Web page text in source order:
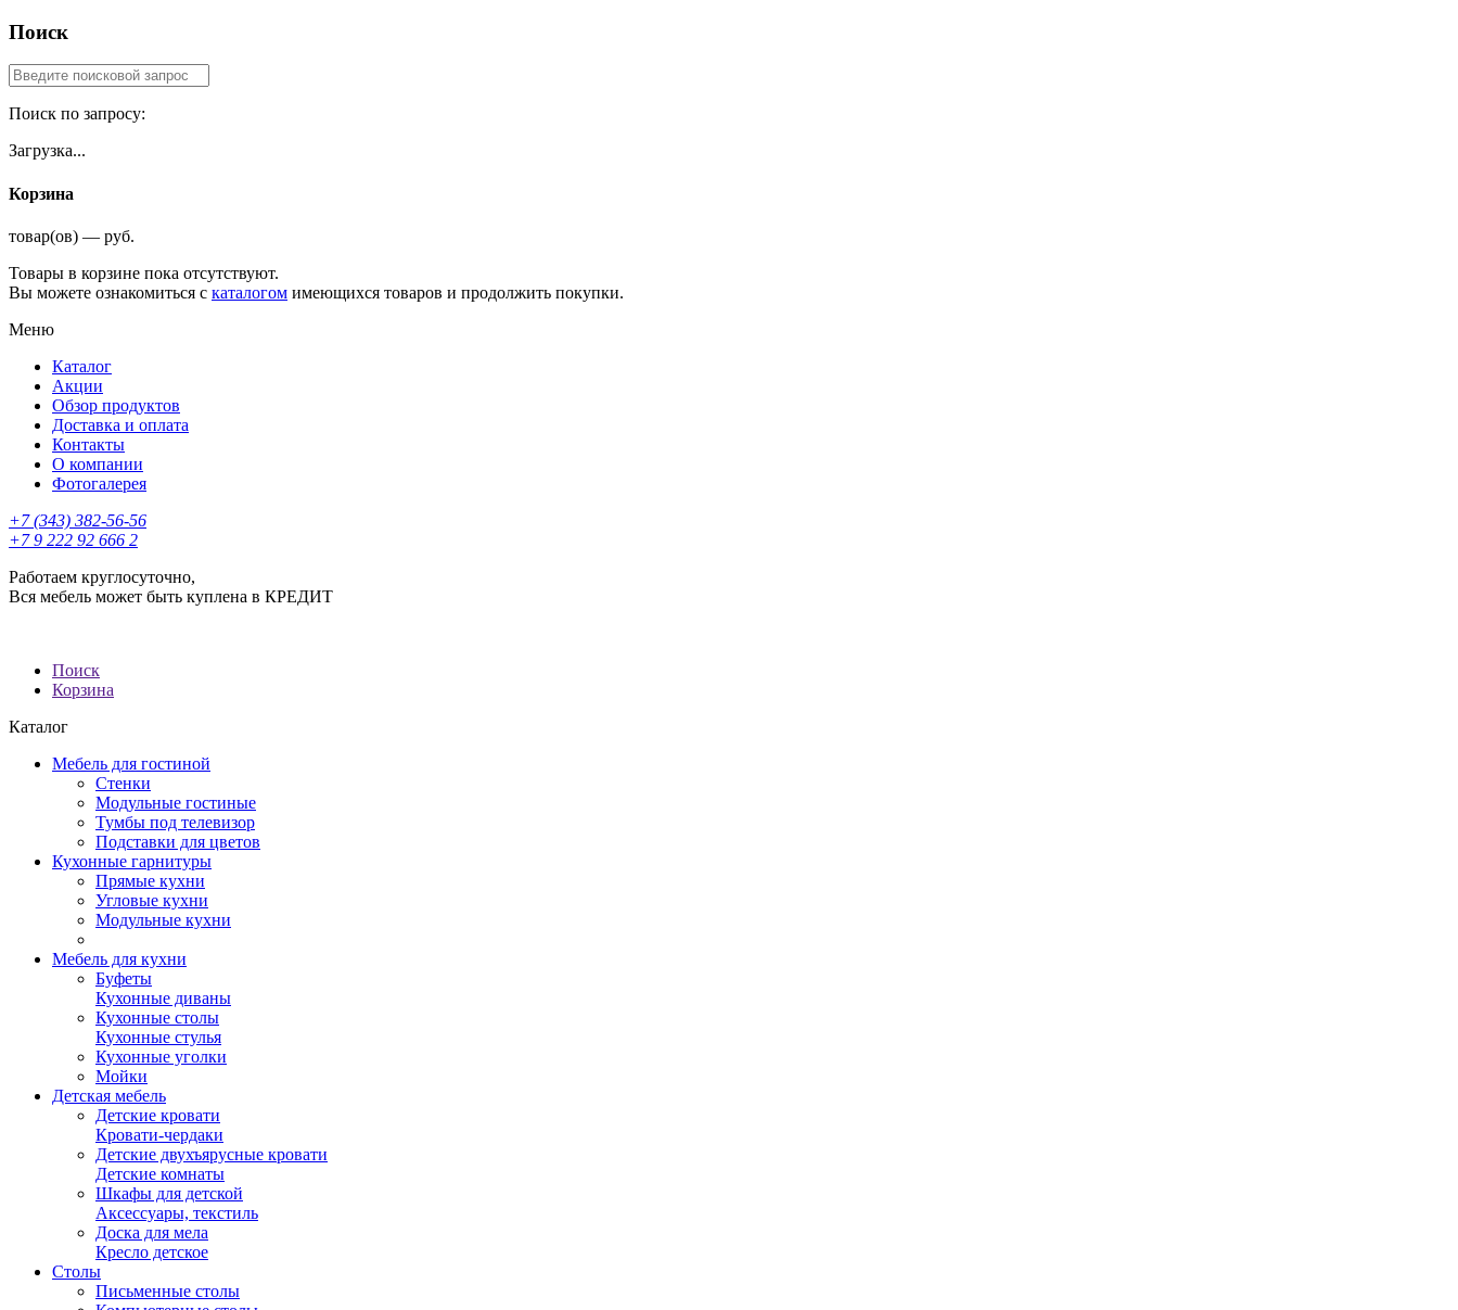
Поиск
Поиск по запросу:
Загрузка...
Корзина
товар(ов) — руб.
Товары в корзине пока отсутствуют.
Вы можете ознакомиться с каталогом имеющихся товаров и продолжить покупки.
Меню
Каталог
Акции
Обзор продуктов
Доставка и оплата
Контакты
О компании
Фотогалерея
+7 (343) 382-56-56
+7 9 222 92 666 2
Работаем круглосуточно,
Вся мебель может быть куплена в КРЕДИТ
Поиск
Корзина
Каталог
Мебель для гостиной
Стенки
Модульные гостиные
Тумбы под телевизор
Подставки для цветов
Кухонные гарнитуры
Прямые кухни
Угловые кухни
Модульные кухни
Мебель для кухни
Буфеты
Кухонные диваны
Кухонные столы
Кухонные стулья
Кухонные уголки
Мойки
Детская мебель
Детские кровати
Кровати-чердаки
Детские двухъярусные кровати
Детские комнаты
Шкафы для детской
Аксессуары, текстиль
Доска для мела
Кресло детское
Столы
Письменные столы